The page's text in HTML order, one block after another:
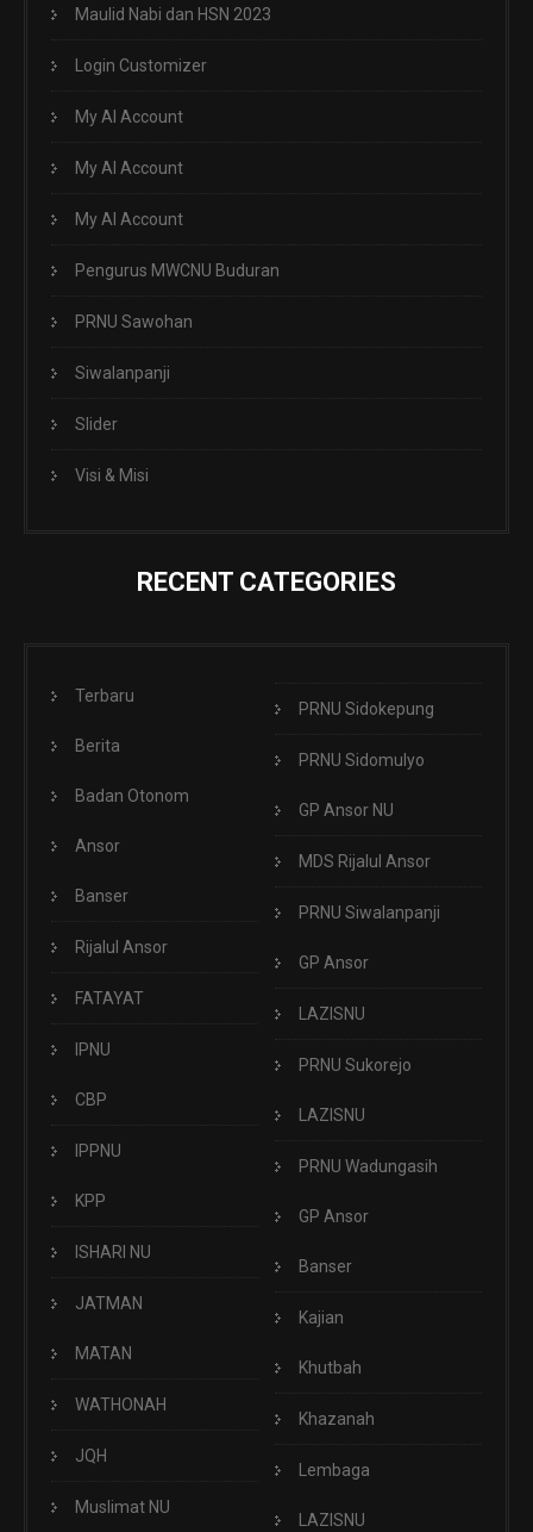
Maulid Nabi dan HSN 2023
Login Customizer
My AI Account
My AI Account
My AI Account
Pengurus MWCNU Buduran
PRNU Sawohan
Siwalanpanji
Slider
Visi & Misi
RECENT CATEGORIES
Terbaru
Berita
Badan Otonom
Ansor
Banser
Rijalul Ansor
FATAYAT
IPNU
CBP
IPPNU
KPP
ISHARI NU
JATMAN
MATAN
WATHONAH
JQH
Muslimat NU
PRNU Sidokepung
PRNU Sidomulyo
GP Ansor NU
MDS Rijalul Ansor
PRNU Siwalanpanji
GP Ansor
LAZISNU
PRNU Sukorejo
LAZISNU
PRNU Wadungasih
GP Ansor
Banser
Kajian
Khutbah
Khazanah
Lembaga
LAZISNU